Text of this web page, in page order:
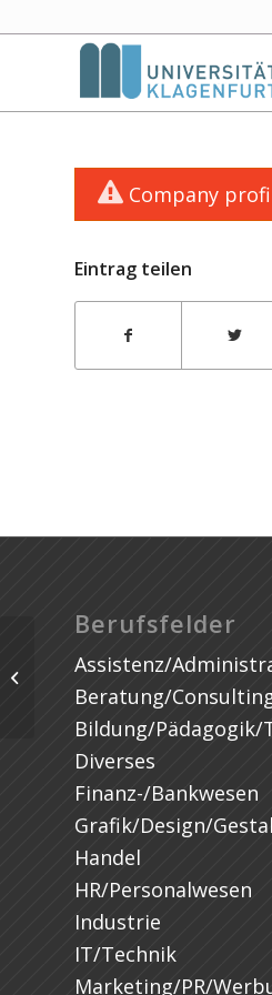
Company
Eintrag teilen
Berufsfelder
Assistenz/
Beratung/
Bildung/Pädagogik/
Diverses
Finanz-/Bankwesen
Grafik/Design/
Handel
HR/Personalwesen
Industrie
IT/Technik
Marketing/PR/